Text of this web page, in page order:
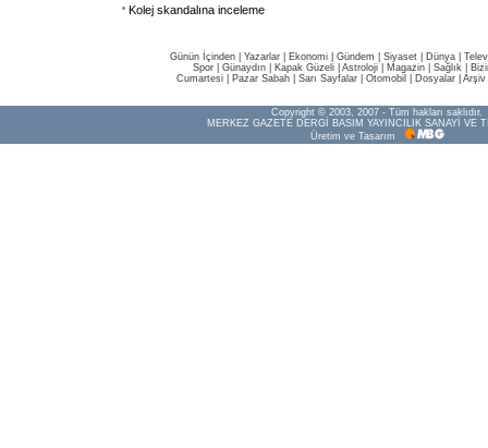
Kolej skandalına inceleme
Günün İçinden Yazarlar Ekonomi Gündem Siyaset Dünya |
Spor
Günaydın Kapak Güzeli Astroloji Magazin Sağlık
Cumartesi
Pazar Sabah Sarı Sayfalar Otomobil Dosyalar Arşiv
Copyright © 2003, 2007 - Tüm hakları saklıdır.
MERKEZ GAZETE DERGİ BASIM YAYINCILIK SANAYİ VE
Üretim ve Tasarım